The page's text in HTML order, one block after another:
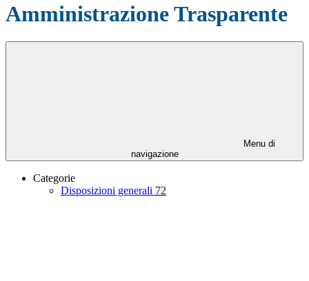
Amministrazione Trasparente
Menu di
navigazione
Categorie
Disposizioni generali 72